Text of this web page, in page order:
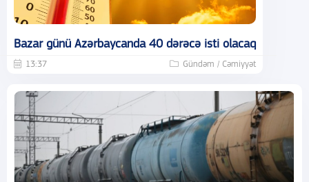
Bazar günü Azərbaycanda 40 dərəcə isti olacaq
13:37 Gündəm / Cəmiyyət